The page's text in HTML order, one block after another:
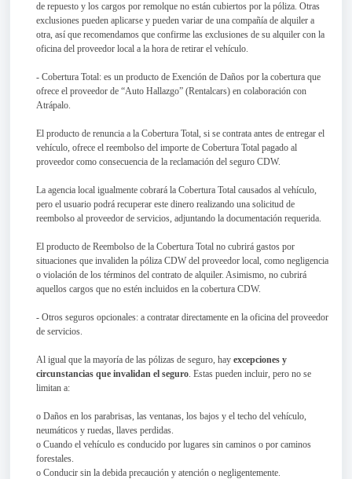
de repuesto y los cargos por remolque no están cubiertos por la póliza. Otras
exclusiones pueden aplicarse y pueden variar de una compañía de alquiler a
otra, así que recomendamos que confirme las exclusiones de su alquiler con la
oficina del proveedor local a la hora de retirar el vehículo.
- Cobertura Total: es un producto de Exención de Daños por la cobertura que
ofrece el proveedor de “Auto Hallazgo” (Rentalcars) en colaboración con
Atrápalo.
El producto de renuncia a la Cobertura Total, si se contrata antes de entregar el
vehículo, ofrece el reembolso del importe de Cobertura Total pagado al
proveedor como consecuencia de la reclamación del seguro CDW.
La agencia local igualmente cobrará la Cobertura Total causados al vehículo,
pero el usuario podrá recuperar este dinero realizando una solicitud de
reembolso al proveedor de servicios, adjuntando la documentación requerida.
El producto de Reembolso de la Cobertura Total no cubrirá gastos por
situaciones que invaliden la póliza CDW del proveedor local, como negligencia
o violación de los términos del contrato de alquiler. Asimismo, no cubrirá
aquellos cargos que no estén incluidos en la cobertura CDW.
- Otros seguros opcionales: a contratar directamente en la oficina del proveedor
de servicios.
Al igual que la mayoría de las pólizas de seguro, hayexcepciones y
circunstancias que invalidan el seguro. Estas pueden incluir, pero no se
limitan a:
o Daños en los parabrisas, las ventanas, los bajos y el techo del vehículo,
neumáticos y ruedas, llaves perdidas.
o Cuando el vehículo es conducido por lugares sin caminos o por caminos
forestales.
o Conducir sin la debida precaución y atención o negligentemente.